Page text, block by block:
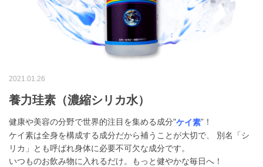
2021.01.26
養力珪素（濃縮シリカ水）
健康や美容の分野で世界的注目を集める成分"ケイ素”！
ケイ素は全身を構成する成分だから補うことが大切で、 別名「シ
リカ」とも呼ばれ身体に必要不可欠な成分です。
いつものお飲み物に入れるだけ。もっと健やかな毎日へ！